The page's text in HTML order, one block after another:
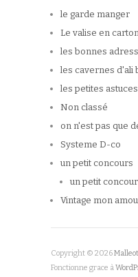
le garde manger
Le valise en
les bonnes
les cavernes d'ali
les petites
Non classé
on n'est pas que
Systeme D-co
un petit concours
un petit
Vintage mon
Copyright © 2026
Fonctionne grace à